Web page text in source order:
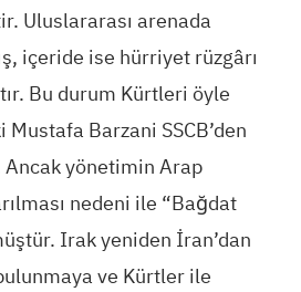
Uluslararası arenada
içeride ise hürriyet rüzgârı
Bu durum Kürtleri öyle
Mustafa Barzani SSCB’den
Ancak yönetimin Arap
nedeni ile “Bağdat
Irak yeniden İran’dan
ve Kürtler ile